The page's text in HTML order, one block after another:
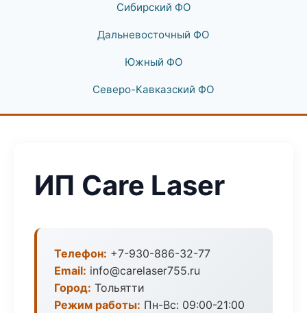
Сибирский ФО
Дальневосточный ФО
Южный ФО
Северо-Кавказский ФО
ИП Care Laser
Телефон: +7-930-886-32-77
Email: info@carelaser755.ru
Город: Тольятти
Режим работы: Пн-Вс: 09:00-21:00